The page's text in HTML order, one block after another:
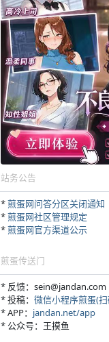
站务公告
*煎蛋网问答分区关闭通知
*煎蛋网社区管理规定
*煎蛋网官方渠道公示
煎蛋传送门
* 反馈：sein@jandan.com
* 投稿： 微信小程序煎蛋(
* APP： jandan.net/app
* 公众号：王摸鱼